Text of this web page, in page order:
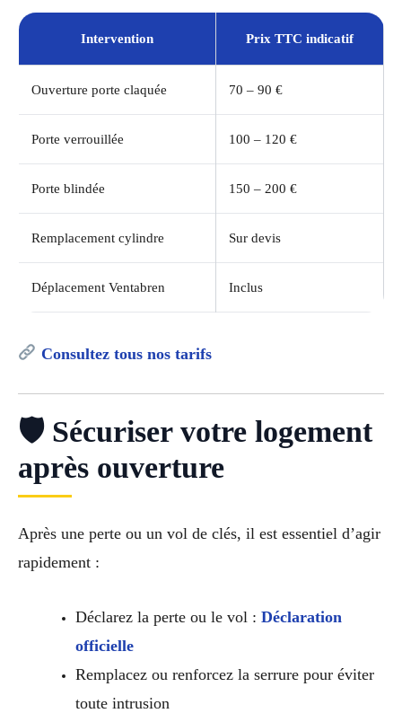
Intervention Prix TTC indicatif
Ouverture porte claquée 70 – 90 €
Porte verrouillée 100 – 120 €
Porte blindée 150 – 200 €
Remplacement cylindre Sur devis
Déplacement Ventabren Inclus
Consultez tous nos tarifs
🛡 Sécuriser votre logement
après ouverture
Après une perte ou un vol de clés, il est essentiel d’agir
rapidement :
Déclarez la perte ou le vol : Déclaration
officielle
Remplacez ou renforcez la serrure pour éviter
toute intrusion